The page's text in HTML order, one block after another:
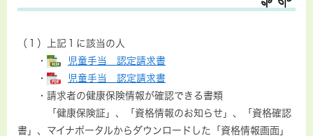
（１）上記１に該当の人
・
児童手当 認定請求書
・
児童手当 認定請求書
・請求者の健康保険情報が確認できる書類
​ 「健康保険証」、「資格情報のお知らせ」、「資格確認
書」、マイナポータルからダウンロードした「資格情報画面」